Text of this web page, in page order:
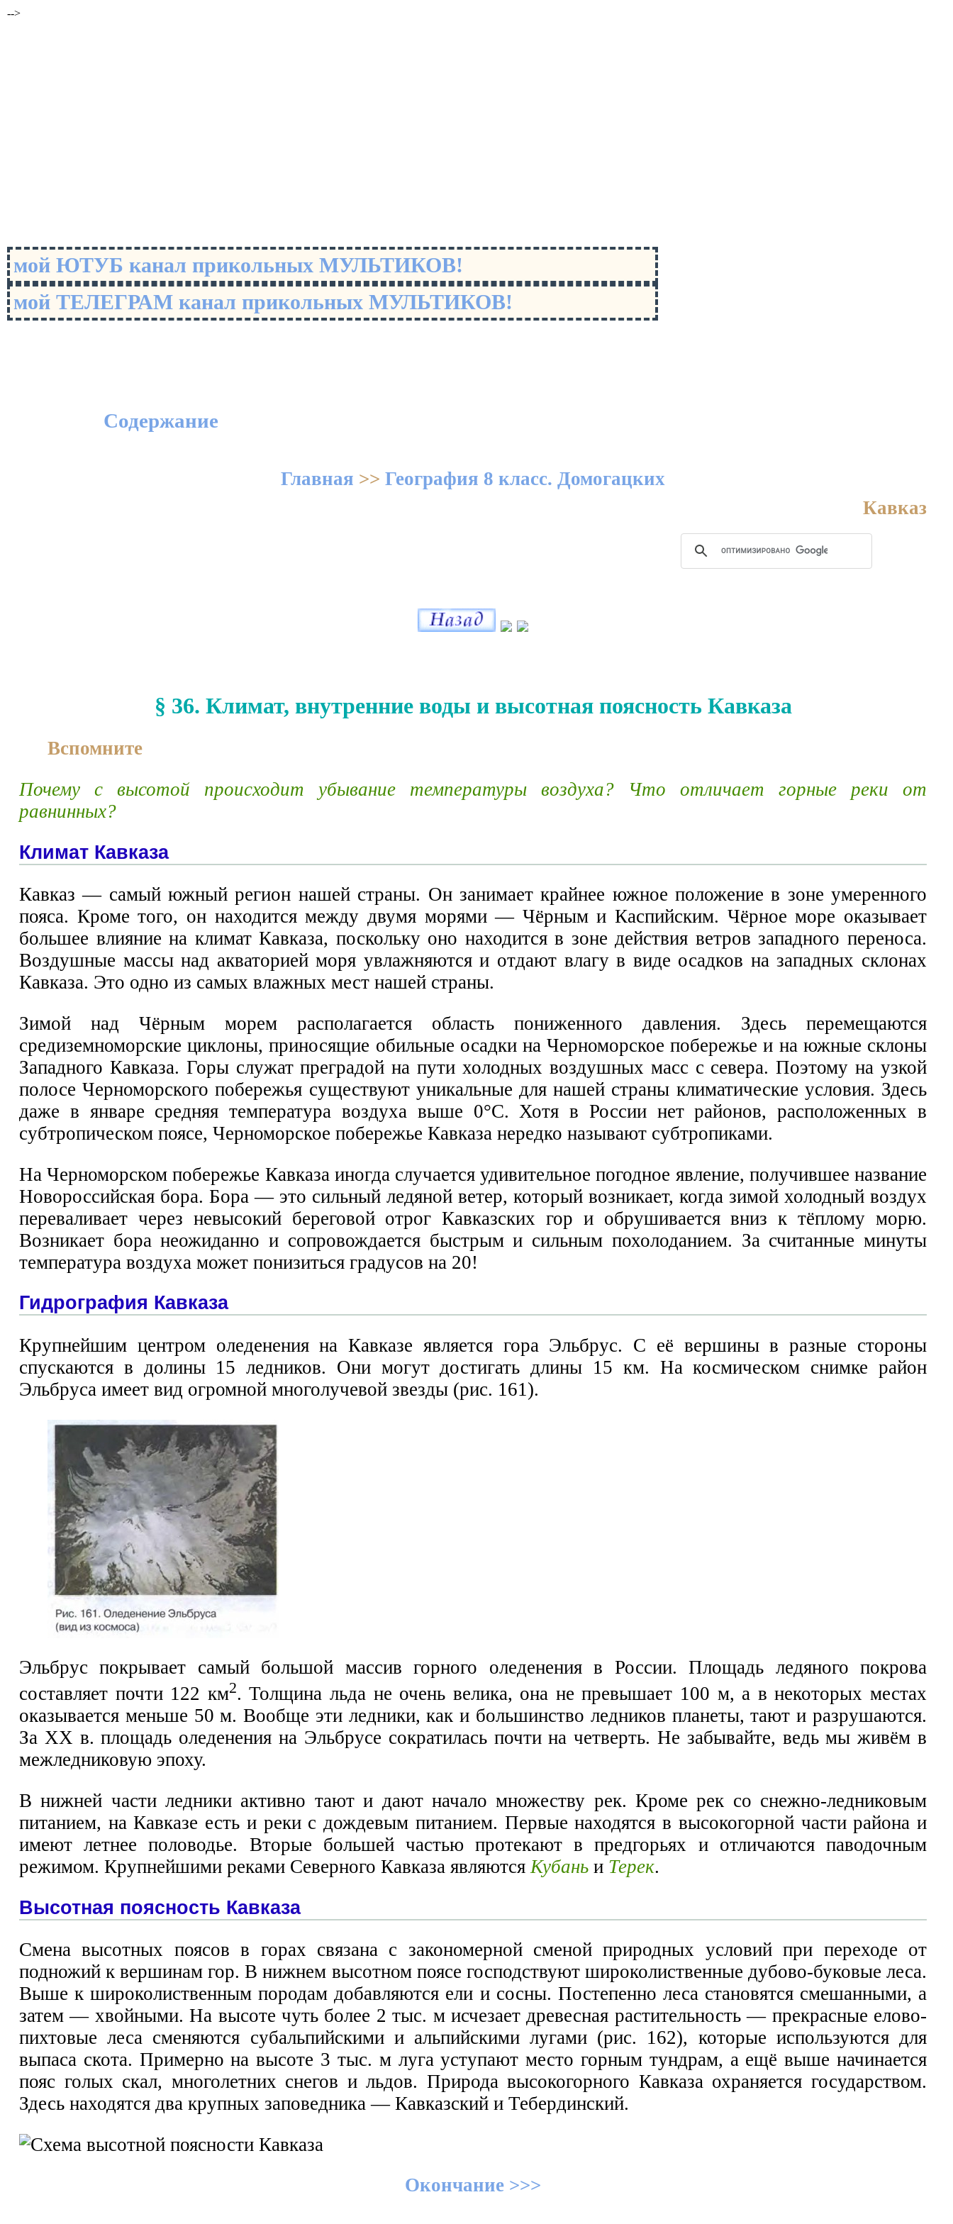
-->
мой ЮТУБ канал прикольных МУЛЬТИКОВ!
мой ТЕЛЕГРАМ канал прикольных МУЛЬТИКОВ!
Содержание
Главная >> География 8 класс. Домогацких
Кавказ
§ 36. Климат, внутренние воды и высотная поясность Кавказа
Вспомните
Почему с высотой происходит убывание температуры воздуха? Что отличает горные реки от
равнинных?
Климат Кавказа
Кавказ — самый южный регион нашей страны. Он занимает крайнее южное положение в зоне умеренного
пояса. Кроме того, он находится между двумя морями — Чёрным и Каспийским. Чёрное море оказывает
большее влияние на климат Кавказа, поскольку оно находится в зоне действия ветров западного переноса.
Воздушные массы над акваторией моря увлажняются и отдают влагу в виде осадков на западных склонах
Кавказа. Это одно из самых влажных мест нашей страны.
Зимой над Чёрным морем располагается область пониженного давления. Здесь перемещаются
средиземноморские циклоны, приносящие обильные осадки на Черноморское побережье и на южные склоны
Западного Кавказа. Горы служат преградой на пути холодных воздушных масс с севера. Поэтому на узкой
полосе Черноморского побережья существуют уникальные для нашей страны климатические условия. Здесь
даже в январе средняя температура воздуха выше 0°С. Хотя в России нет районов, расположенных в
субтропическом поясе, Черноморское побережье Кавказа нередко называют субтропиками.
На Черноморском побережье Кавказа иногда случается удивительное погодное явление, получившее название
Новороссийская бора. Бора — это сильный ледяной ветер, который возникает, когда зимой холодный воздух
переваливает через невысокий береговой отрог Кавказских гор и обрушивается вниз к тёплому морю.
Возникает бора неожиданно и сопровождается быстрым и сильным похолоданием. За считанные минуты
температура воздуха может понизиться градусов на 20!
Гидрография Кавказа
Крупнейшим центром оледенения на Кавказе является гора Эльбрус. С её вершины в разные стороны
спускаются в долины 15 ледников. Они могут достигать длины 15 км. На космическом снимке район
Эльбруса имеет вид огромной многолучевой звезды (рис. 161).
Эльбрус покрывает самый большой массив горного оледенения в России. Площадь ледяного покрова
составляет почти 122 км2. Толщина льда не очень велика, она не превышает 100 м, а в некоторых местах
оказывается меньше 50 м. Вообще эти ледники, как и большинство ледников планеты, тают и разрушаются.
За XX в. площадь оледенения на Эльбрусе сократилась почти на четверть. Не забывайте, ведь мы живём в
межледниковую эпоху.
В нижней части ледники активно тают и дают начало множеству рек. Кроме рек со снежно-ледниковым
питанием, на Кавказе есть и реки с дождевым питанием. Первые находятся в высокогорной части района и
имеют летнее половодье. Вторые большей частью протекают в предгорьях и отличаются паводочным
режимом. Крупнейшими реками Северного Кавказа являются Кубань и Терек.
Высотная поясность Кавказа
Смена высотных поясов в горах связана с закономерной сменой природных условий при переходе от
подножий к вершинам гор. В нижнем высотном поясе господствуют широколиственные дубово-буковые леса.
Выше к широколиственным породам добавляются ели и сосны. Постепенно леса становятся смешанными, а
затем — хвойными. На высоте чуть более 2 тыс. м исчезает древесная растительность — прекрасные елово-
пихтовые леса сменяются субальпийскими и альпийскими лугами (рис. 162), которые используются для
выпаса скота. Примерно на высоте 3 тыс. м луга уступают место горным тундрам, а ещё выше начинается
пояс голых скал, многолетних снегов и льдов. Природа высокогорного Кавказа охраняется государством.
Здесь находятся два крупных заповедника — Кавказский и Тебердинский.
Окончание >>>